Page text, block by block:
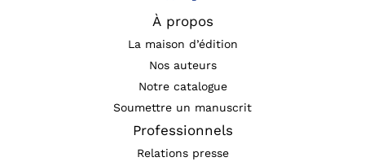
À propos
La maison d’édition
Nos auteurs
Notre catalogue
Soumettre un manuscrit
Professionnels
Relations presse